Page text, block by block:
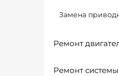
Замена
Ремонт
Ремонт